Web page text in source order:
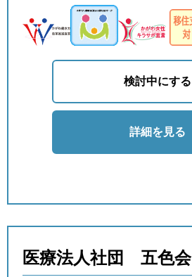
検討中にする
詳細を見る
医療法人社団 五色会